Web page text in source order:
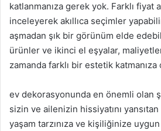
katlanmanıza gerek yok. Farklı fiyat
inceleyerek akıllıca seçimler
aşmadan şık bir görünüm elde
ürünler ve ikinci el eşyalar,
zamanda farklı bir estetik katmanıza
ev dekorasyonunda en önemli olan
sizin ve ailenizin hissiyatını
yaşam tarzınıza ve kişiliğinize